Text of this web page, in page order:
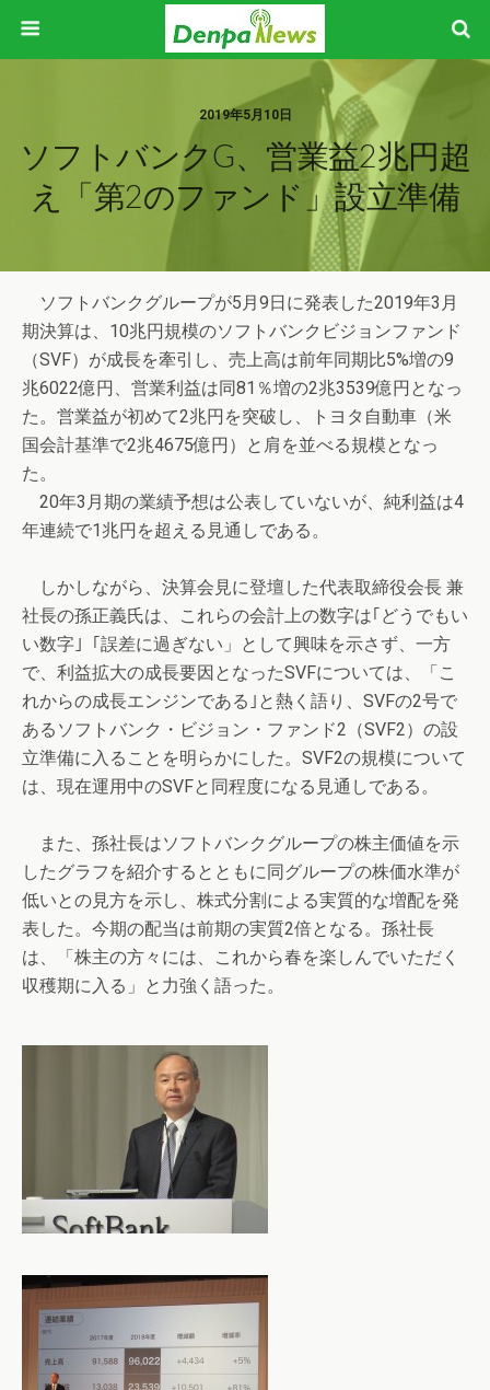
2019年5月10日
ソフトバンクG、営業益2兆円超
え「第2のファンド」設立準備
ソフトバンクグループが5月9日に発表した2019年3月
期決算は、10兆円規模のソフトバンクビジョンファンド
（SVF）が成長を牽引し、売上高は前年同期比5%増の9
兆6022億円、営業利益は同81％増の2兆3539億円となっ
た。営業益が初めて2兆円を突破し、トヨタ自動車（米
国会計基準で2兆4675億円）と肩を並べる規模となっ
た。
20年3月期の業績予想は公表していないが、純利益は4
年連続で1兆円を超える見通しである。
しかしながら、決算会見に登壇した代表取締役会長 兼
社長の孫正義氏は、これらの会計上の数字は｢どうでもい
い数字｣「誤差に過ぎない」として興味を示さず、一方
で、利益拡大の成長要因となったSVFについては、「こ
れからの成長エンジンである｣と熱く語り、SVFの2号で
あるソフトバンク・ビジョン・ファンド2（SVF2）の設
立準備に入ることを明らかにした。SVF2の規模について
は、現在運用中のSVFと同程度になる見通しである。
また、孫社長はソフトバンクグループの株主価値を示
したグラフを紹介するとともに同グループの株価水準が
低いとの見方を示し、株式分割による実質的な増配を発
表した。今期の配当は前期の実質2倍となる。孫社長
は、「株主の方々には、これから春を楽しんでいただく
収穫期に入る」と力強く語った。